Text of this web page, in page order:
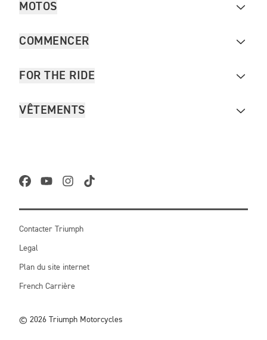
MOTOS
COMMENCER
FOR THE RIDE
VÊTEMENTS
Contacter Triumph
Legal
Plan du site internet
French Carrière
© 2026 Triumph Motorcycles